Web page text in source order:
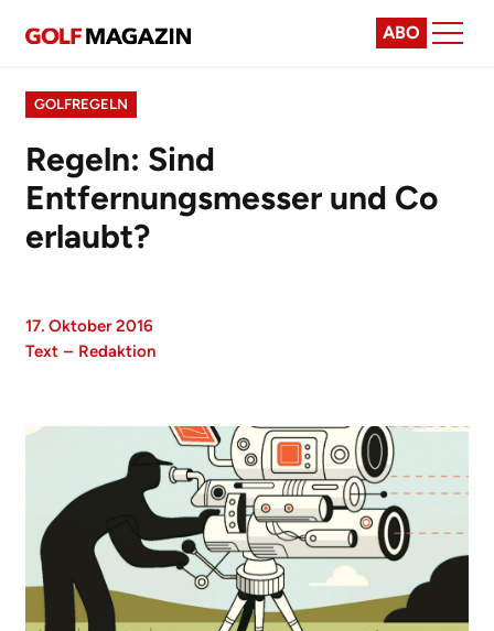
ABO
GOLFREGELN
Regeln: Sind
Entfernungsmesser und Co
erlaubt?
17. Oktober 2016
Text – Redaktion